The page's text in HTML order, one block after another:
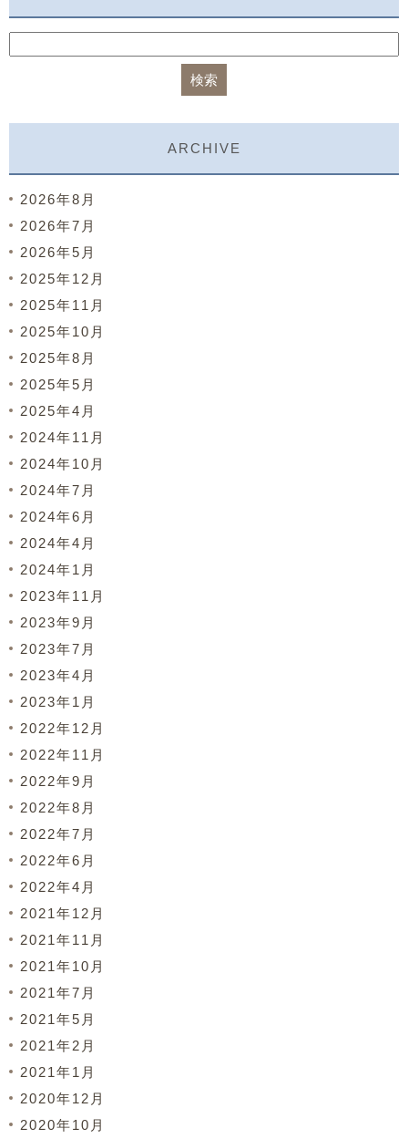
ARCHIVE
2026年8月
2026年7月
2026年5月
2025年12月
2025年11月
2025年10月
2025年8月
2025年5月
2025年4月
2024年11月
2024年10月
2024年7月
2024年6月
2024年4月
2024年1月
2023年11月
2023年9月
2023年7月
2023年4月
2023年1月
2022年12月
2022年11月
2022年9月
2022年8月
2022年7月
2022年6月
2022年4月
2021年12月
2021年11月
2021年10月
2021年7月
2021年5月
2021年2月
2021年1月
2020年12月
2020年10月